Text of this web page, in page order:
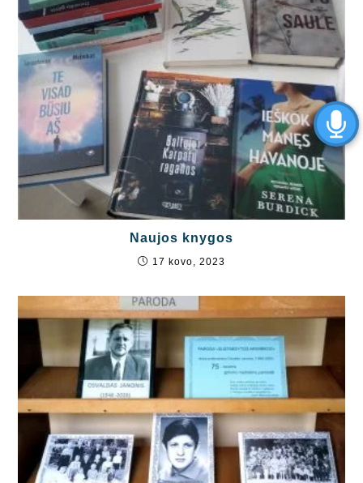
Naujos knygos
17 kovo, 2023